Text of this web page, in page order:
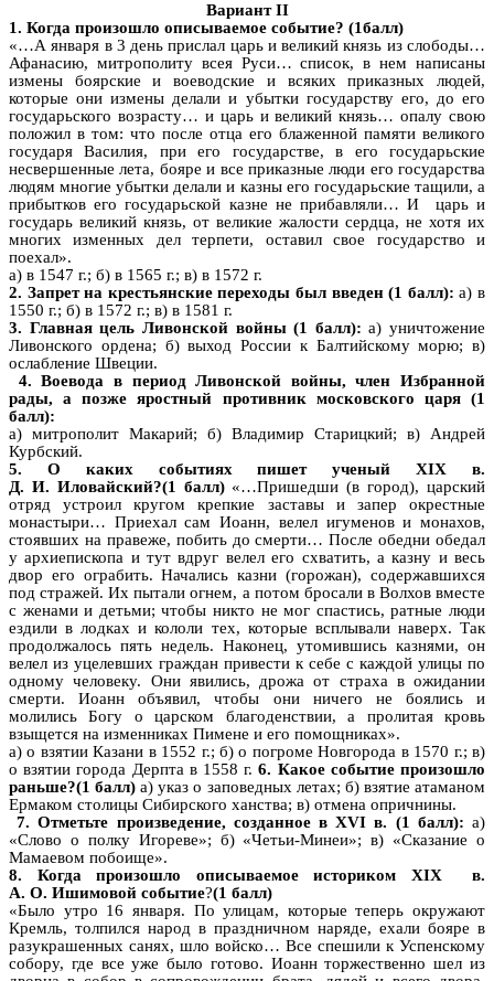
Вариант II
1. Когда произошло описываемое событие? (1балл)
«…А января в 3 день прислал царь и великий князь из слободы…
Афанасию, митрополиту всея Руси… список, в нем написаны
измены боярские и воеводские и всяких приказных людей,
которые они измены делали и убытки государству его, до его
государьского возрасту… и царь и великий князь… опалу свою
положил в том: что после отца его блаженной памяти великого
государя Василия, при его государстве, в его государьские
несвершенные лета, бояре и все приказные люди его государства
людям многие убытки делали и казны его государьские тащили, а
прибытков его государьской казне не прибавляли… И царь и
государь великий князь, от великие жалости сердца, не хотя их
многих изменных дел терпети, оставил свое государство и
поехал».
а) в 1547 г.; б) в 1565 г.; в) в 1572 г.
2. Запрет на крестьянские переходы был введен (1 балл): а) в
1550 г.; б) в 1572 г.; в) в 1581 г.
3. Главная цель Ливонской войны (1 балл): а) уничтожение
Ливонского ордена; б) выход России к Балтийскому морю; в)
ослабление Швеции.
4. Воевода в период Ливонской войны, член Избранной
рады, а позже яростный противник московского царя (1
балл):
а) митрополит Макарий; б) Владимир Старицкий; в) Андрей
Курбский.
5. О каких событиях пишет ученый XIX в.
Д. И. Иловайский?(1 балл)«…Пришедши (в город), царский
отряд устроил кругом крепкие заставы и запер окрестные
монастыри… Приехал сам Иоанн, велел игуменов и монахов,
стоявших на правеже, побить до смерти… После обедни обедал
у архиепископа и тут вдруг велел его схватить, а казну и весь
двор его ограбить. Начались казни (горожан), содержавшихся
под стражей. Их пытали огнем, а потом бросали в Волхов вместе
с женами и детьми; чтобы никто не мог спастись, ратные люди
ездили в лодках и кололи тех, которые всплывали наверх. Так
продолжалось пять недель. Наконец, утомившись казнями, он
велел из уцелевших граждан привести к себе с каждой улицы по
одному человеку. Они явились, дрожа от страха в ожидании
смерти. Иоанн объявил, чтобы они ничего не боялись и
молились Богу о царском благоденствии, а пролитая кровь
взыщется на изменниках Пимене и его помощниках».
а) о взятии Казани в 1552 г.; б) о погроме Новгорода в 1570 г.; в)
о взятии города Дерпта в 1558 г.6. Какое событие произошло
раньше?(1 балл) а) указ о заповедных летах; б) взятие атаманом
Ермаком столицы Сибирского ханства; в) отмена опричнины.
7. Отметьте произведение, созданное в XVI в. (1 балл): а)
«Слово о полку Игореве»; б) «Четьи-Минеи»; в) «Сказание о
Мамаевом побоище».
8. Когда произошло описываемое историком XIX в.
А. О. Ишимовой событие?(1 балл)
«Было утро 16 января. По улицам, которые теперь окружают
Кремль, толпился народ в праздничном наряде, ехали бояре в
разукрашенных санях, шло войско… Все спешили к Успенскому
собору, где все уже было готово. Иоанн торжественно шел из